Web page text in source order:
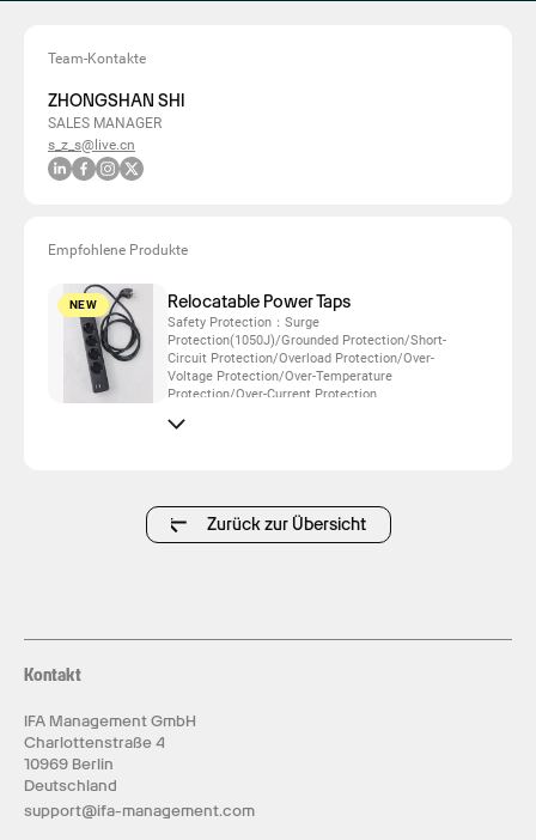
Team-Kontakte
ZHONGSHAN SHI
SALES MANAGER
s_z_s@live.cn
Empfohlene Produkte
NEW Relocatable Power Taps
Safety Protection：Surge
Protection(1050J)/Grounded Protection/Short-
Circuit Protection/Overload Protection/Over-
Voltage Protection/Over-Temperature
Protection/Over-Current Protection
Zurück zur Übersicht
Kontakt
IFA Management GmbH
Charlottenstraße 4
10969 Berlin
Deutschland
support@ifa-management.com